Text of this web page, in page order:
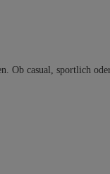
Ob casual, sportlich